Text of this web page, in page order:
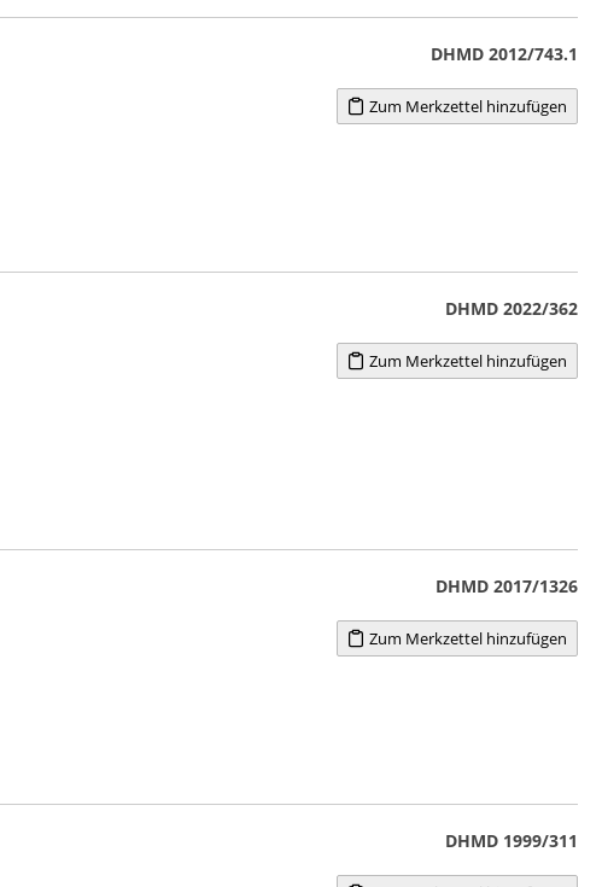
DHMD 2012/743.1
Zum Merkzettel hinzufügen
DHMD 2022/362
Zum Merkzettel hinzufügen
DHMD 2017/1326
Zum Merkzettel hinzufügen
DHMD 1999/311